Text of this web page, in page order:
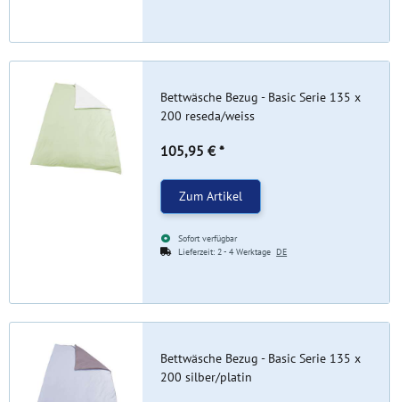
Bettwäsche Bezug - Basic Serie 135 x
200 reseda/weiss
105,95 € *
Zum Artikel
Sofort verfügbar
Lieferzeit:2 - 4 WerktageDE
Bettwäsche Bezug - Basic Serie 135 x
200 silber/platin